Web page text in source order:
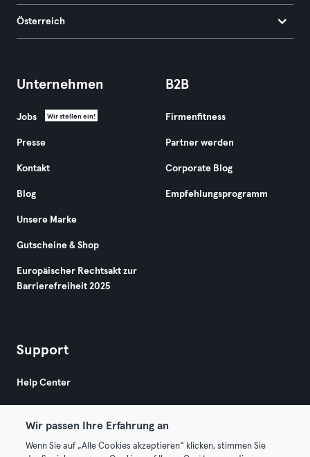
Österreich
Unternehmen
Jobs Wir stellen ein!
Presse
Kontakt
Blog
Unsere Marke
Gutscheine & Shop
Europäischer Rechtsakt zur
Barrierefreiheit 2025
B2B
Firmenfitness
Partner werden
Corporate Blog
Empfehlungsprogramm
Support
Help Center
Wir passen Ihre Erfahrung an
Wenn Sie auf „Alle Cookies akzeptieren“ klicken, stimmen Sie